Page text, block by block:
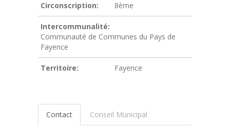
Circonscription: 8ème
Intercommunalité:
Communauté de Communes du Pays de
Fayence
Territoire: Fayence
Contact Conseil Municipal